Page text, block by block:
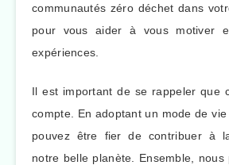
communautés zéro déchet dans
pour vous aider à vous motiver
expériences.
Il est important de se rappeler que
compte. En adoptant un mode de
pouvez être fier de contribuer à
notre belle planète. Ensemble,